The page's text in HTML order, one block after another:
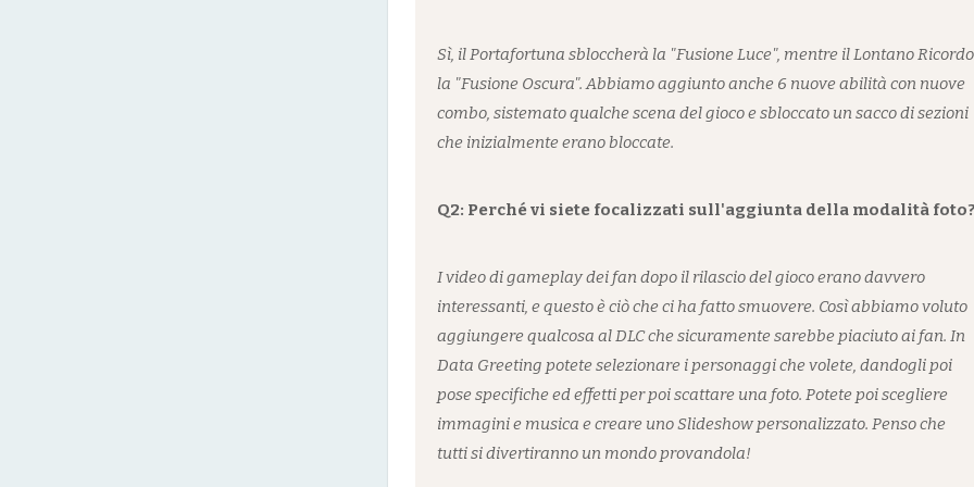
Sì, il Portafortuna sbloccherà la "Fusione Luce", mentre il Lontano Ricordo
la "Fusione Oscura". Abbiamo aggiunto anche 6 nuove abilità con nuove
combo, sistemato qualche scena del gioco e sbloccato un sacco di sezioni
che inizialmente erano bloccate.
Q2: Perché vi siete focalizzati sull'aggiunta della modalità
I video di gameplay dei fan dopo il rilascio del gioco erano davvero
interessanti, e questo è ciò che ci ha fatto smuovere. Così abbiamo voluto
aggiungere qualcosa al DLC che sicuramente sarebbe piaciuto ai fan. In
Data Greeting potete selezionare i personaggi che volete, dandogli poi
pose specifiche ed effetti per poi scattare una foto. Potete poi scegliere
immagini e musica e creare uno Slideshow personalizzato. Penso che
tutti si divertiranno un mondo provandola!